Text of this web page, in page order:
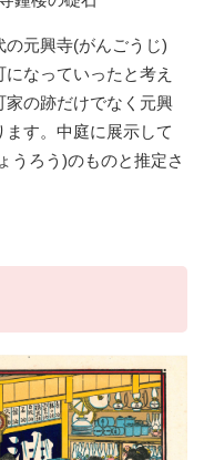
の元興寺(がんごうじ)
なっていったと考え
家の跡だけでなく元興
す。中庭に展示して
うろう)のものと推定さ